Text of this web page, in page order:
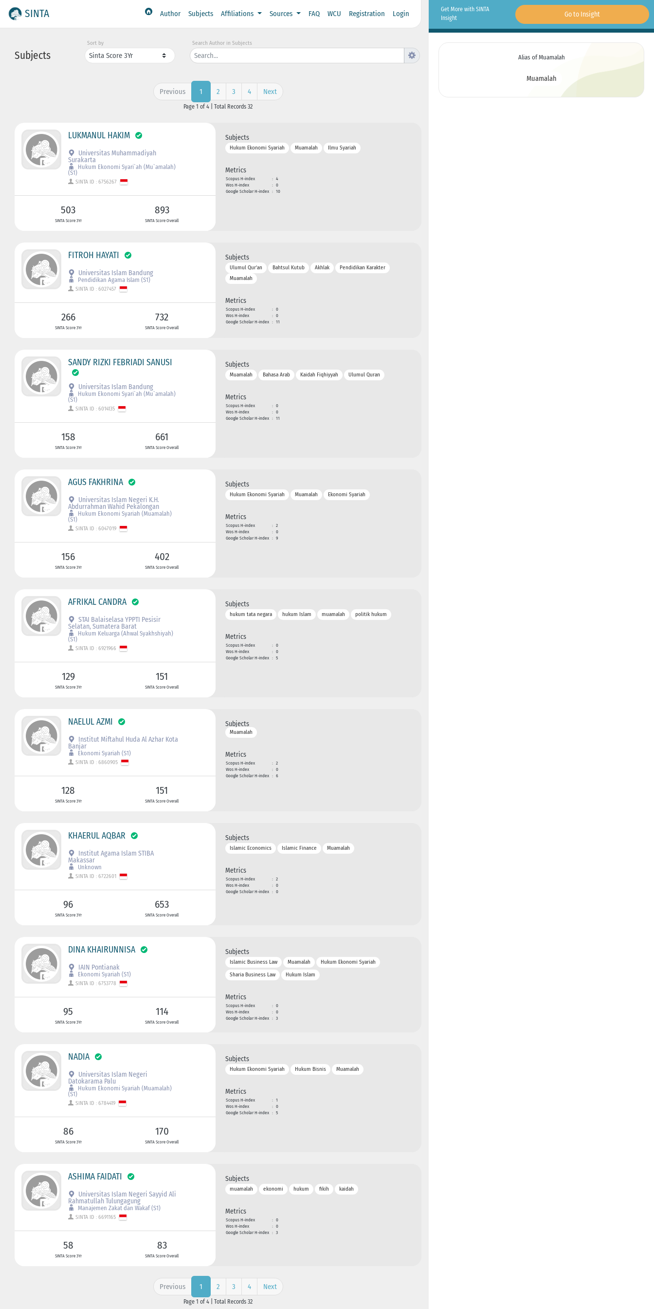
SINTA Author Subjects Affiliations Sources FAQ WCU Registration Login
Subjects
Sort by Search Author in Subjects
Previous 1 2 3 4 Next
Page 1 of 4 | Total Records 32
LUKMANUL HAKIM
Universitas Muhammadiyah
Surakarta
Hukum Ekonomi Syari`ah (Mu`amalah)
(S1)
SINTA ID : 6756267
503
SINTA Score 3Yr
893
SINTA Score Overall
Subjects
Hukum Ekonomi Syariah Muamalah Ilmu Syariah
Metrics
Scopus H-index : 4
Wos H-index
: 0
Google Scholar H-index : 10
FITROH HAYATI
Universitas Islam Bandung
Pendidikan Agama Islam (S1)
SINTA ID : 6027457
266
SINTA Score 3Yr
732
SINTA Score Overall
Subjects
Ulumul Qur'an Bahtsul Kutub Akhlak
Pendidikan Karakter
Muamalah
Metrics
Scopus H-index : 0
Wos H-index
: 0
Google Scholar H-index : 11
SANDY RIZKI FEBRIADI SANUSI
Universitas Islam Bandung
Hukum Ekonomi Syari`ah (Mu`amalah)
(S1)
SINTA ID : 6014135
158
SINTA Score 3Yr
661
SINTA Score Overall
Subjects
Muamalah Bahasa Arab Kaidah Fiqhiyyah Ulumul Quran
Metrics
Scopus H-index : 0
Wos H-index
: 0
Google Scholar H-index : 11
AGUS FAKHRINA
Universitas Islam Negeri K.H.
Abdurrahman Wahid Pekalongan
Hukum Ekonomi Syariah (Muamalah)
(S1)
SINTA ID : 6047019
156
SINTA Score 3Yr
402
SINTA Score Overall
Subjects
Hukum Ekonomi Syariah Muamalah Ekonomi Syariah
Metrics
Scopus H-index : 2
Wos H-index
: 0
Google Scholar H-index : 9
AFRIKAL CANDRA
STAI Balaiselasa YPPTI Pesisir
Selatan, Sumatera Barat
Hukum Keluarga (Ahwal Syakhshiyah)
(S1)
SINTA ID : 6921966
129
SINTA Score 3Yr
151
SINTA Score Overall
Subjects
hukum tata negara hukum Islam muamalah politik hukum
Metrics
Scopus H-index : 0
Wos H-index
: 0
Google Scholar H-index : 5
NAELUL AZMI
Institut Miftahul Huda Al Azhar Kota
Banjar
Ekonomi Syariah (S1)
SINTA ID : 6860905
128
SINTA Score 3Yr
151
SINTA Score Overall
Subjects
Muamalah
Metrics
Scopus H-index : 2
Wos H-index
: 0
Google Scholar H-index : 6
KHAERUL AQBAR
Institut Agama Islam STIBA
Makassar
Unknown
SINTA ID : 6722601
96
SINTA Score 3Yr
653
SINTA Score Overall
Subjects
Islamic Economics Islamic Finance Muamalah
Metrics
Scopus H-index : 2
Wos H-index
: 0
Google Scholar H-index : 0
DINA KHAIRUNNISA
IAIN Pontianak
Ekonomi Syariah (S1)
SINTA ID : 6753778
95
SINTA Score 3Yr
114
SINTA Score Overall
Subjects
Islamic Business Law Muamalah
Hukum Ekonomi Syariah
Sharia Business Law
Hukum Islam
Metrics
Scopus H-index : 0
Wos H-index
: 0
Google Scholar H-index : 3
NADIA
Universitas Islam Negeri
Datokarama Palu
Hukum Ekonomi Syariah (Muamalah)
(S1)
SINTA ID : 6784419
86
SINTA Score 3Yr
170
SINTA Score Overall
Subjects
Hukum Ekonomi Syariah Hukum Bisnis Muamalah
Metrics
Scopus H-index : 1
Wos H-index
: 0
Google Scholar H-index : 5
ASHIMA FAIDATI
Universitas Islam Negeri Sayyid Ali
Rahmatullah Tulungagung
Manajemen Zakat dan Wakaf (S1)
SINTA ID : 6691165
58
SINTA Score 3Yr
83
SINTA Score Overall
Subjects
muamalah ekonomi hukum fikih kaidah
Metrics
Scopus H-index : 0
Wos H-index
: 0
Google Scholar H-index : 3
Previous 1 2 3 4 Next
Page 1 of 4 | Total Records 32
Get More with SINTA
Insight
Go to Insight
Alias of Muamalah
Muamalah